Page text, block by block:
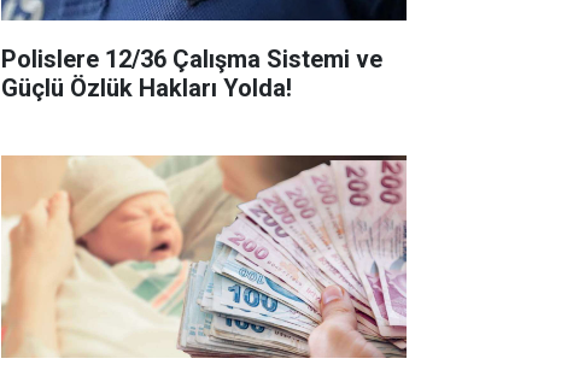
Polislere 12/36 Çalışma Sistemi ve
Güçlü Özlük Hakları Yolda!